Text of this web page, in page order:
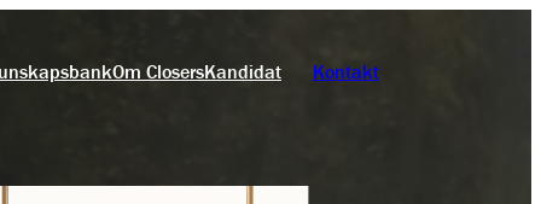
Om ClosersKandidat Kontakt